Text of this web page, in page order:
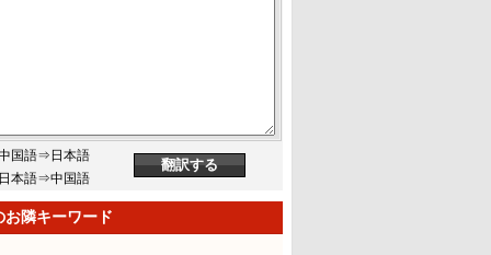
国語⇒日本語
日本語⇒中国語
お隣キーワード